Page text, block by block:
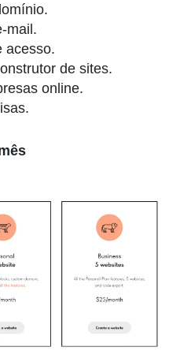
mail.
acesso.
de sites.
online.